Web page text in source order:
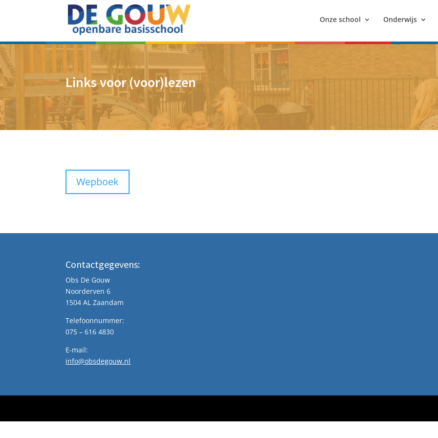
Onze school Onderwijs
Links voor (voor)lezen
Wepboek
Contactgegevens:
Obs De Gouw
Noorderven 6
1504 AL Zaandam
Telefoonnummer:
075 – 616 4830
E-mail:
info@obsdegouw.nl